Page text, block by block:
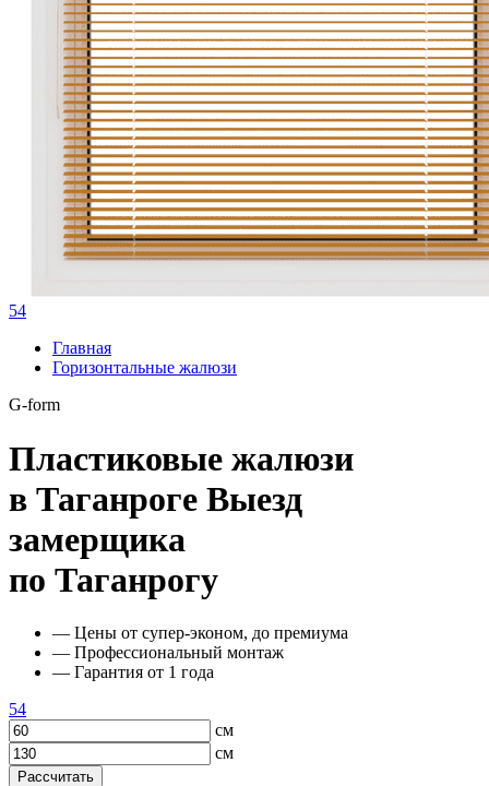
54
Главная
Горизонтальные жалюзи
G-form
Пластиковые жалюзи
в Таганроге Выезд
замерщика
по Таганрогу
— Цены от супер-эконом, до премиума
— Профессиональный монтаж
— Гарантия от 1 года
54
см
см
Рассчитать